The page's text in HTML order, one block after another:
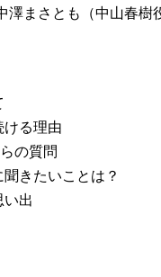
澤まさとも（中山春
ける理由
の質問
きたいことは？
出